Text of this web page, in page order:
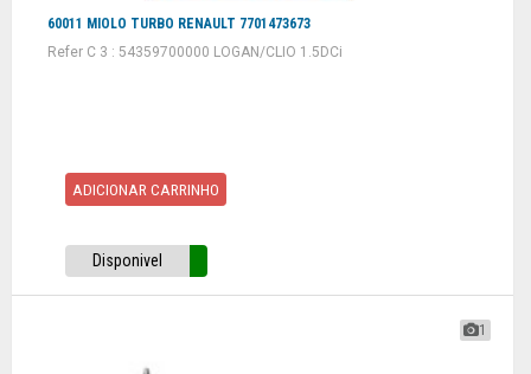
60011 MIOLO TURBO RENAULT 7701473673
Refer C 3 : 54359700000 LOGAN/CLIO 1.5DCi
ADICIONAR CARRINHO
Disponivel
1